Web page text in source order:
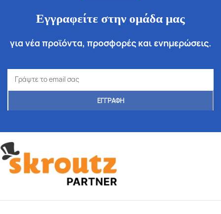
Εγγραφείτε στην ομάδα μας
για νέα προϊόντα, προσφορές και ενημερώσεις.